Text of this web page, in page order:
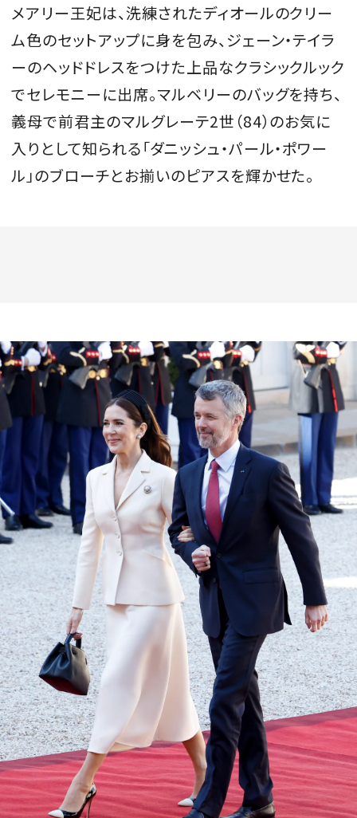
メアリー王妃は、洗練されたディオールのクリー
ム色のセットアップに身を包み、ジェーン・テイラ
ーのヘッドドレスをつけた上品なクラシックルック
でセレモニーに出席。マルベリーのバッグを持ち、
義母で前君主のマルグレーテ2世（84）のお気に
入りとして知られる「ダニッシュ・パール・ポワー
ル」のブローチとお揃いのピアスを輝かせた。